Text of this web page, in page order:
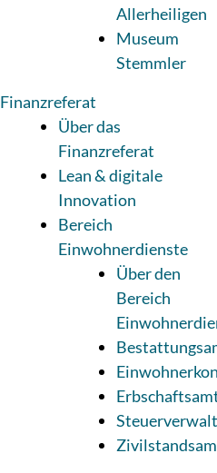
Allerheiligen
Museum
Stemmler
Finanzreferat
Über das
Finanzreferat
Lean & digitale
Innovation
Bereich
Einwohnerdienste
Über den
Bereich